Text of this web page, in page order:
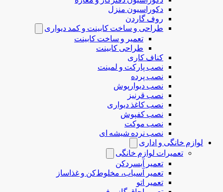
دکوراسیون منزل
روف گاردن
طراحی و ساخت کابینت و کمد دیواری
تعمیر و ساخت کابینت
طراحی کابینت
کناف کاری
نصب پارکت و لمینت
نصب پرده
نصب دیوارپوش
نصب قرنیز
نصب کاغذ دیواری
نصب کفپوش
نصب موکت
نصب نرده شیشه ای
لوازم خانگی و اداری
تعمیرات لوازم خانگی
تعمیر آبسردکن
تعمیر آسیاب، مخلوط‌کن و غذاساز
تعمیر اتو